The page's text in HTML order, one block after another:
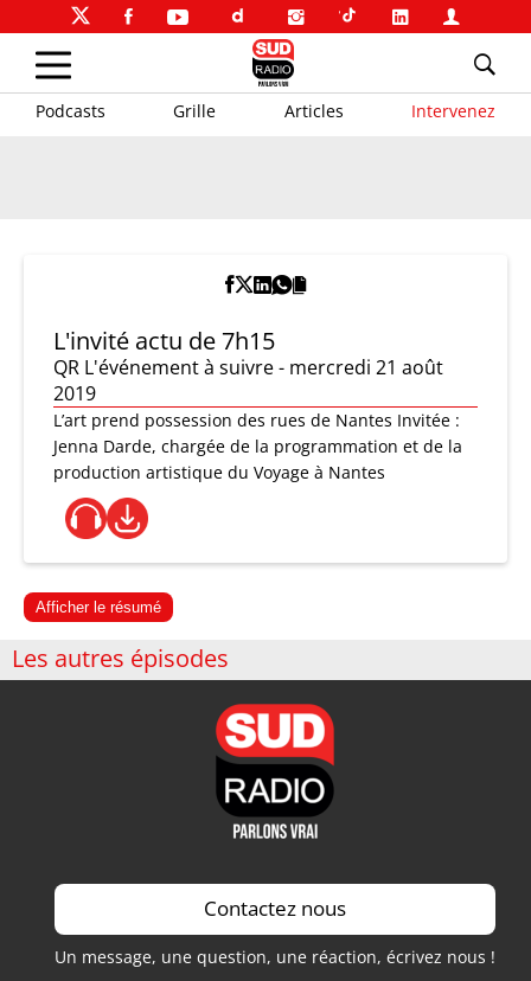
Podcasts Grille Articles Intervenez
L'invité actu de 7h15
QR L'événement à suivre - mercredi 21 août
2019
L’art prend possession des rues de Nantes Invitée :
Jenna Darde, chargée de la programmation et de la
production artistique du Voyage à Nantes
Afficher le résumé
Les autres épisodes
Contactez nous
Un message, une question, une réaction, écrivez nous !